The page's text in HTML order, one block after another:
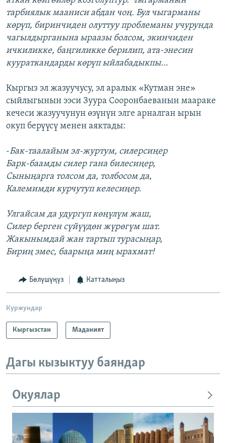
тарбиялык мааниси абдан чоң. Бул чыгарманы
көрүп, биринчиден олуттуу проблеманы учурунда
чагылдырганына ыраазы болсом, экинчиден
ичкиликке, баңгиликке берилип, ата-энесин
куураткандарды көрүп ыйлабадыкпы…
Кыргыз эл жазуучусу, эл аралык «Кутман эне»
сыйлыгынын ээси Зуура Сооронбаеванын маараке
кечеси жазуучунун өзүнүн элге арналган ырын
окуп берүүсү менен аяктады:
-Бак-таалайым эл-журтум, силерсиңер
Барк-баамды силер гана билесиңер,
Сыныңарга толсом да, толбосом да,
Калемимди курчутуп келесиңер.
Улгайсам да удургуп көңүлүм жаш,
Силер берген сүйүүдөн жүрөгүм шат.
Жакынымдай жан тартып турасыңар,
Бириң эмес, баарыңа миң ырахмат!
Бөлүшүңүз Катталыңыз
Куржундар
Кыргызстан Маданият
Дагы кызыктуу баяндар
Окуялар